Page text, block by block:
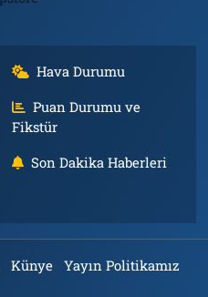
Hava Durumu
Puan Durumu ve
Fikstür
Son Dakika Haberleri
Künye Yayın Politikamız